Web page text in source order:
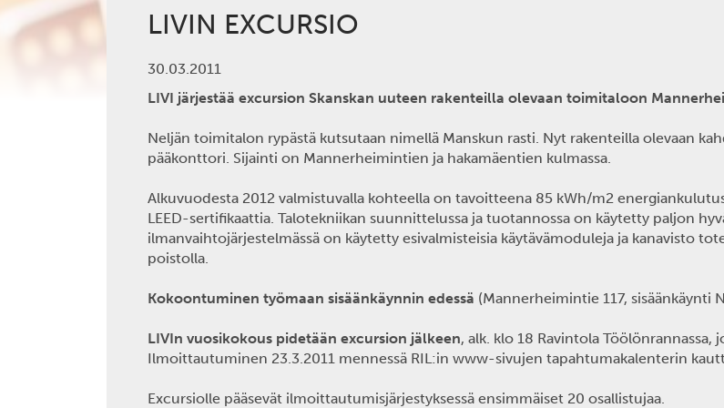
LIVIN EXCURSIO
30.03.2011
LIVI järjestää excursion Skanskan uuteen rakenteilla olevaan toimitaloon
Neljän toimitalon rypästä kutsutaan nimellä Manskun rasti. Nyt rakenteilla olevaan
pääkonttori. Sijainti on Mannerheimintien ja hakamäentien kulmassa.
Alkuvuodesta 2012 valmistuvalla kohteella on tavoitteena 85 kWh/m2
LEED-sertifikaattia. Talotekniikan suunnittelussa ja tuotannossa on käytetty paljon
ilmanvaihtojärjestelmässä on käytetty esivalmisteisia käytävämoduleja ja kanavisto
poistolla.
Kokoontuminen työmaan sisäänkäynnin edessä (Mannerheimintie 117, sisäänkäynti
LIVIn vuosikokous pidetään excursion jälkeen, alk. klo 18 Ravintola
Ilmoittautuminen 23.3.2011 mennessä RIL:in www-sivujen tapahtumakalenterin
Excursiolle pääsevät ilmoittautumisjärjestyksessä ensimmäiset 20 osallistujaa.